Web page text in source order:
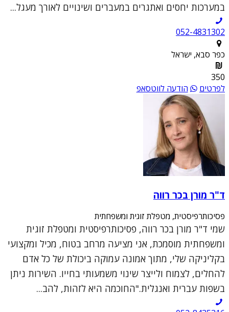
במערכות יחסים ואתגרים במעברים ושינויים לאורך מעגל...
052-4831302
כפר סבא, ישראל
350
לפרטים
הודעה לווטסאפ
ד"ר מורן בכר רווה
פסיכותרפיסטית, מטפלת זוגית ומשפחתית
שמי ד"ר מורן בכר רווה, פסיכותרפיסטית ומטפלת זוגית
ומשפחתית מוסמכת, אני מציעה מרחב בטוח, מכיל ומקצועי
בקליניקה שלי, מתוך אמונה עמוקה ביכולת של כל אדם
להחלים, לצמוח ולייצר שינוי משמעותי בחייו. השירות ניתן
בשפות עברית ואנגלית."החוכמה היא לזהות, להב...